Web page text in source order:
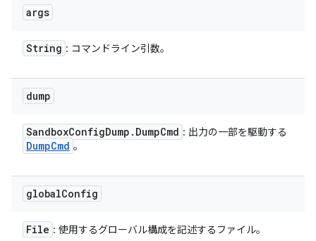
args
String : コマンドライン引数。
dump
SandboxConfigDump . DumpCmd : 出力の一部を駆動する
DumpCmd 。
globalConfig
File : 使用するグローバル構成を記述するファイル。